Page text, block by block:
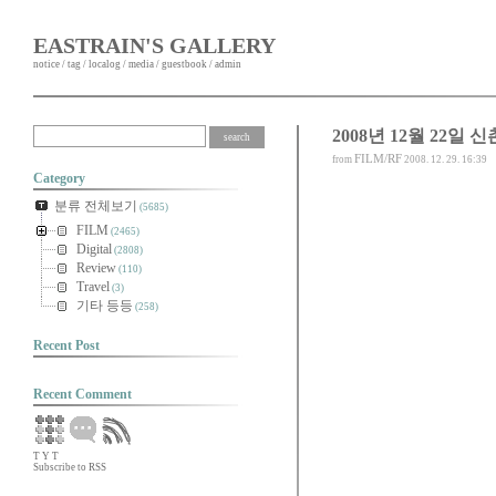
EASTRAIN'S GALLERY
notice / tag / localog / media / guestbook / admin
Category
분류 전체보기 (5685)
FILM (2465)
Digital (2808)
Review (110)
Travel (3)
기타 등등 (258)
Recent Post
Recent Comment
T Y T
Subscribe to RSS
2008년 12월 22일 신
from FILM/RF 2008. 12. 29. 16:39